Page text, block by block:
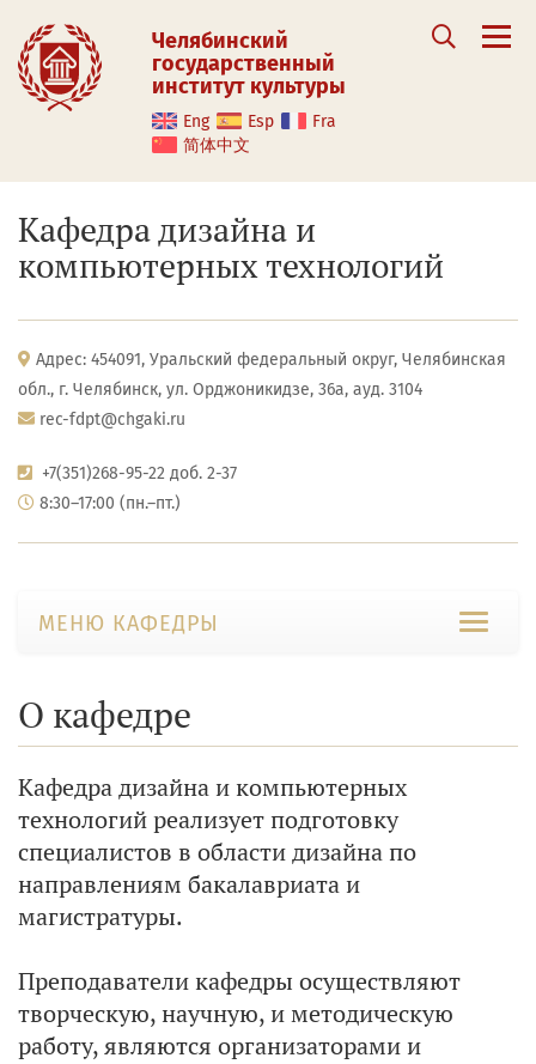
Челябинский
государственный
институт культуры
Eng Esp
Fra
简体中文
Кафедра дизайна и
компьютерных технологий
Адрес: 454091, Уральский федеральный округ, Челябинская
обл., г. Челябинск, ул. Орджоникидзе, 36а, ауд. 3104
rec-fdpt@chgaki.ru
+7(351)268-95-22 доб. 2-37
8:30–17:00 (пн.–пт.)
МЕНЮ КАФЕДРЫ
О кафедре
Кафедра дизайна и компьютерных
технологий реализует подготовку
специалистов в области дизайна по
направлениям бакалавриата и
магистратуры.
Преподаватели кафедры осуществляют
творческую, научную, и методическую
работу, являются организаторами и